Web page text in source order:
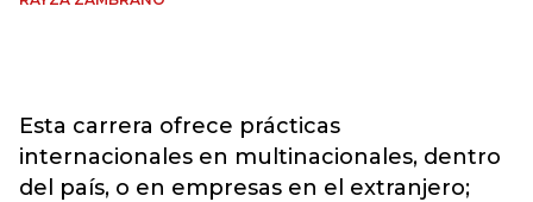
Esta carrera ofrece prácticas
internacionales en multinacionales, dentro
del país, o en empresas en el extranjero;